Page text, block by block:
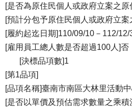
[是否為原住民個人或政府立案之原
[預計分包予原住民個人或政府立
[履約起迄日期]110/09/10－112/12/
[雇用員工總人數是否超過100人]否
[決標品項數]1
[第1品項]
[品項名稱]臺南市南區大林里活動
[是否以單價及預估需求數量之乘